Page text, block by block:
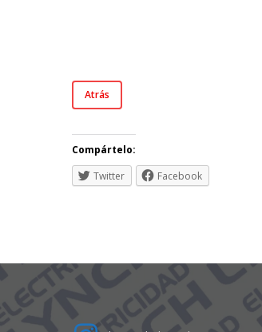
Atrás
Compártelo:
Twitter
Facebook